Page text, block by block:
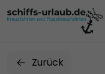
Zurück